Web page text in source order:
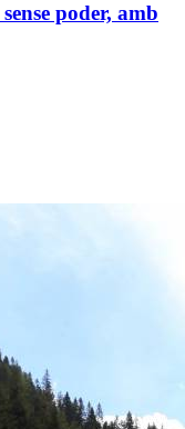
poder, amb